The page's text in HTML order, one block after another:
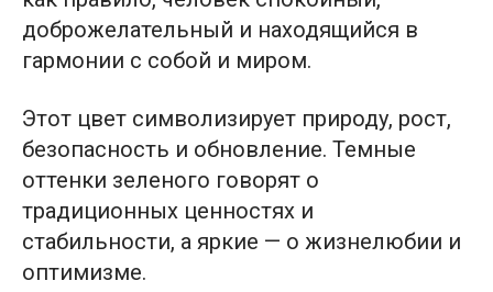
доброжелательный и находящийся в
гармонии с собой и миром.
Этот цвет символизирует природу, рост,
безопасность и обновление. Темные
оттенки зеленого говорят о
традиционных ценностях и
стабильности, а яркие — о жизнелюбии и
оптимизме.